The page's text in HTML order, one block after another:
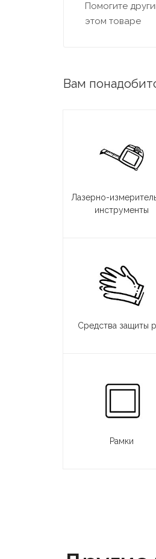
Помогите
этом товаре
Вам
Лазерно-
инструменты
Средства защиты
Рамки